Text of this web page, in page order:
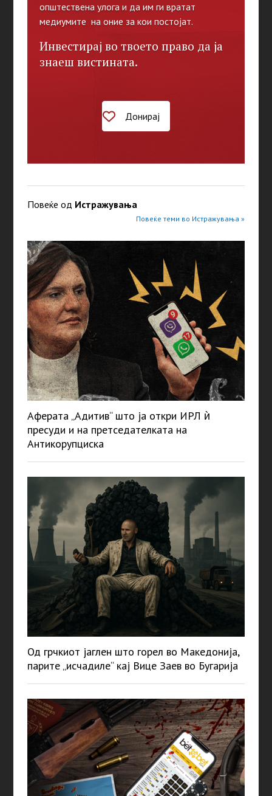
општествена улога и да им ги вратат
медиумите на оние за кои постојат.
Инвестирај во твоето право да ја
знаеш вистината.
Донирај
Повеќе од Истражувањa
Повеќе теми во Истражувањa »
Аферата „Адитив“ што ја откри ИРЛ ѝ
пресуди и на претседателката на
Антикорупциска
Од грчкиот јаглен што горел во Македонија,
парите „исчадиле“ кај Вице Заев во Бугарија